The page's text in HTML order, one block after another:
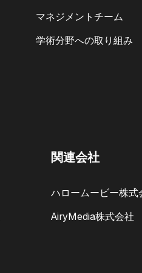
マネジメントチーム
学術分野への取り組み
関連会社
ハロームービー株式
AiryMedia株式会社